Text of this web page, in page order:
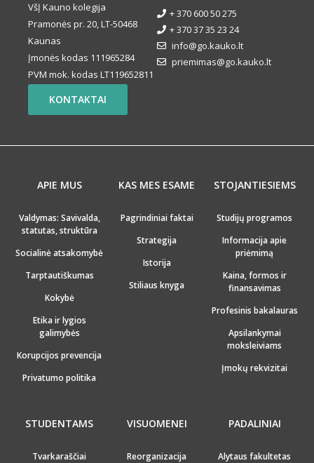
VšĮ Kauno kolegija
Pramonės pr. 20, LT-50468
Kaunas
Įmonės kodas 111965284
PVM mok. kodas LT119652811
+ 370 600 50 275
+ 370 37 35 23 24
info@go.kauko.lt
priemimas@go.kauko.lt
KONTAKTAI
APIE MUS
Valdymas: Savivalda,
statutas, struktūra
Socialinė atsakomybė
Tarptautiškumas
Kokybė
Etika ir lygios
galimybės
Korupcijos prevencija
Privatumo politika
KAS MES ESAME
Pagrindiniai faktai
Strategija
Istorija
Stiliaus knyga
STOJANTIESIEMS
Studijų programos
Informacija apie
priėmimą
Kaina, formos ir
finansavimas
Profesinis bakalauras
Apsilankymai
moksleiviams
Įmokų rekvizitai
STUDENTAMS
Tvarkaraščiai
VISUOMENEI
Reorganizacija
PADALINIAI
Alytaus fakultetas